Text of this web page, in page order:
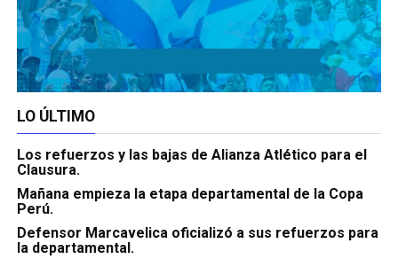
LO ÚLTIMO
Los refuerzos y las bajas de Alianza Atlético para el
Clausura.
Mañana empieza la etapa departamental de la Copa
Perú.
Defensor Marcavelica oficializó a sus refuerzos para
la departamental.